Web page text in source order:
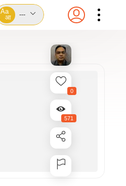
Aa
आ
---
0
571